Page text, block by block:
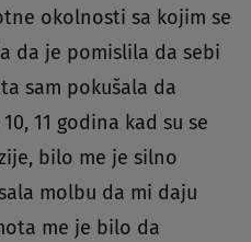
okolnosti sa kojim se
da je pomislila da sebi
sam pokušala da
11 godina kad su se
bilo me je silno
molbu da mi daju
me je bilo da